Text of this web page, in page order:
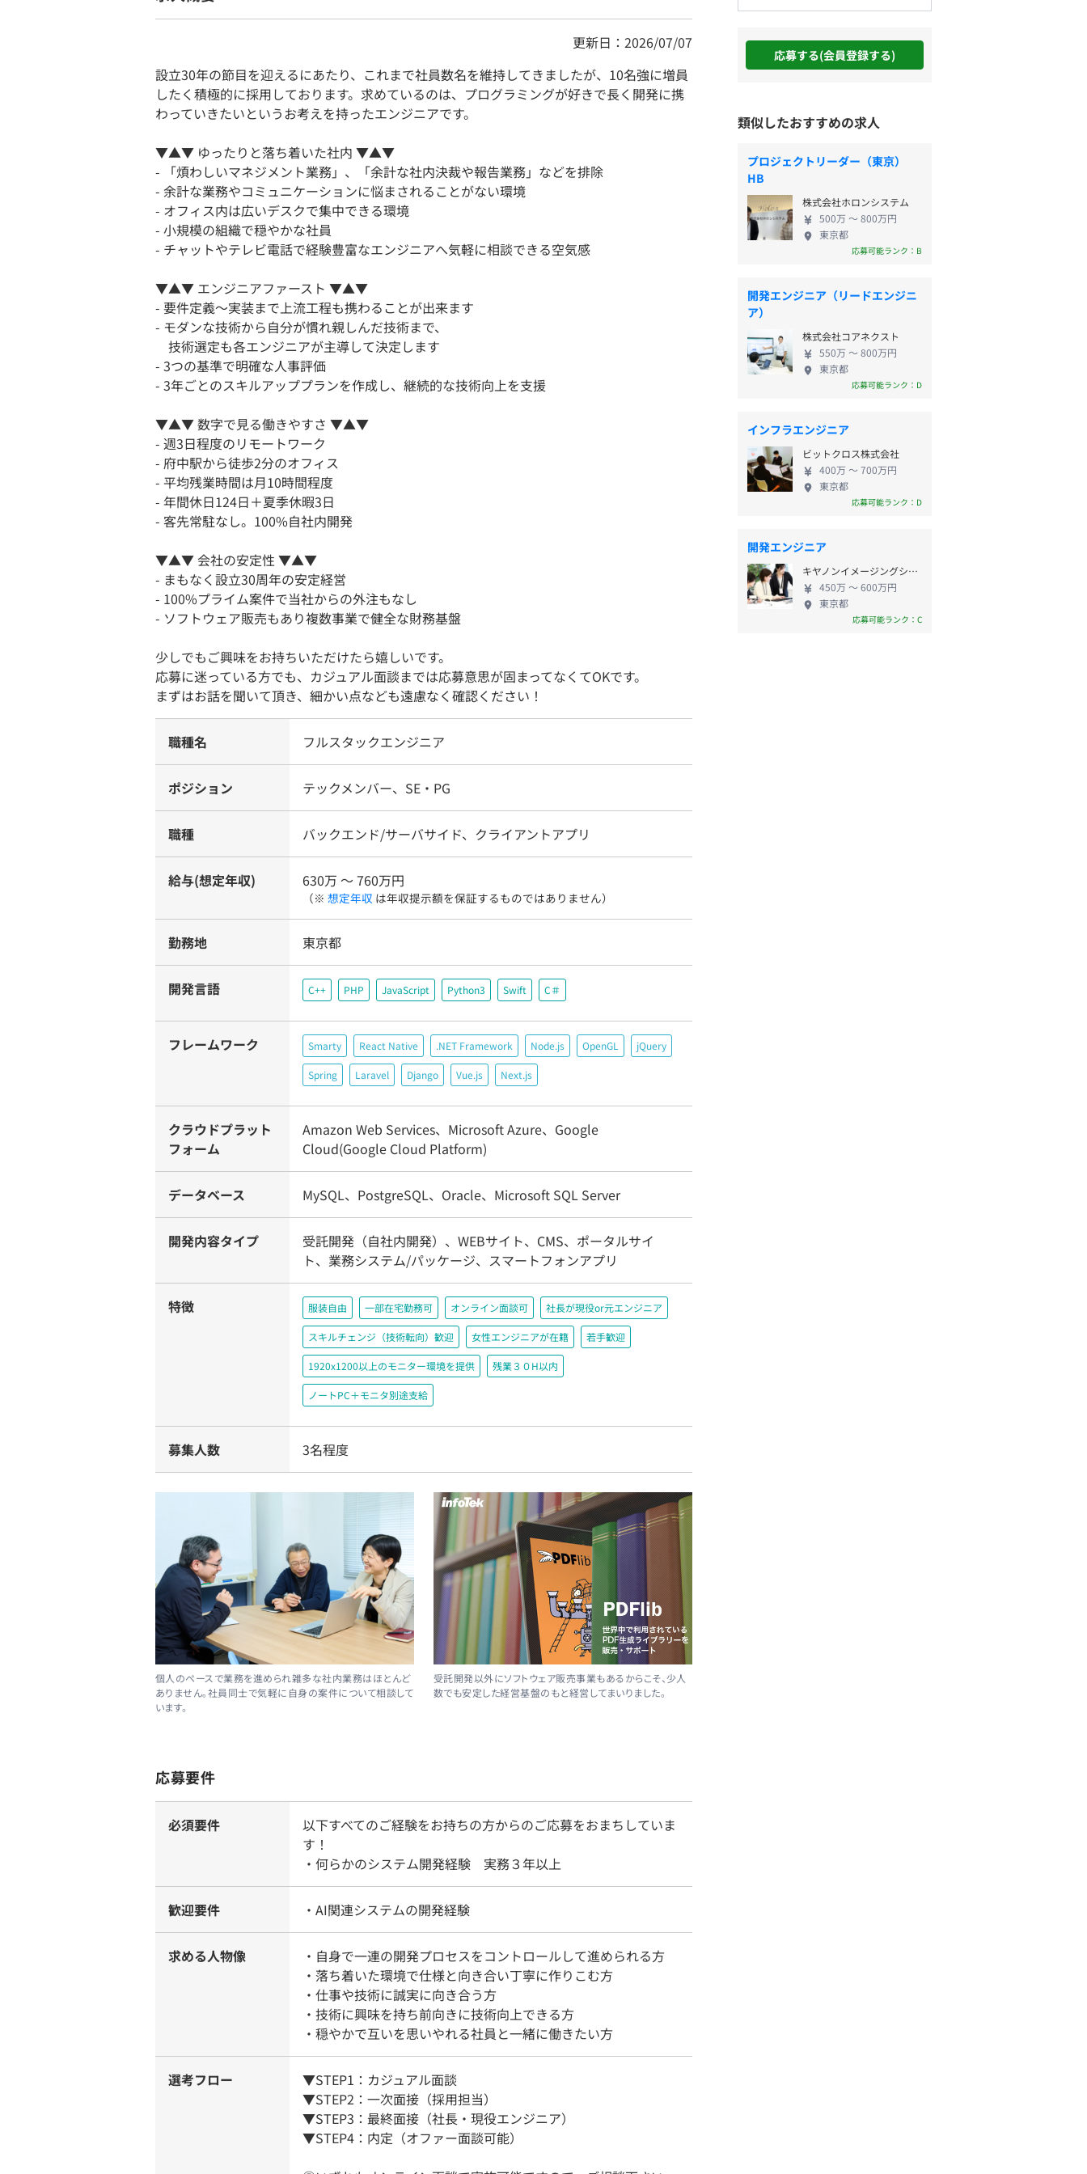
更新日：2026/07/07
設立30年の節目を迎えるにあたり、これまで社員数名を維持してきましたが、10名強に増員
したく積極的に採用しております。求めているのは、プログラミングが好きで長く開発に携
わっていきたいというお考えを持ったエンジニアです。
▼▲▼ ゆったりと落ち着いた社内 ▼▲▼
- 「煩わしいマネジメント業務」、「余計な社内決裁や報告業務」などを排除
- 余計な業務やコミュニケーションに悩まされることがない環境
- オフィス内は広いデスクで集中できる環境
- 小規模の組織で穏やかな社員
- チャットやテレビ電話で経験豊富なエンジニアへ気軽に相談できる空気感
▼▲▼ エンジニアファースト ▼▲▼
- 要件定義～実装まで上流工程も携わることが出来ます
- モダンな技術から自分が慣れ親しんだ技術まで、
技術選定も各エンジニアが主導して決定します
- 3つの基準で明確な人事評価
- 3年ごとのスキルアッププランを作成し、継続的な技術向上を支援
▼▲▼ 数字で見る働きやすさ ▼▲▼
- 週3日程度のリモートワーク
- 府中駅から徒歩2分のオフィス
- 平均残業時間は月10時間程度
- 年間休日124日＋夏季休暇3日
- 客先常駐なし。100%自社内開発
▼▲▼ 会社の安定性 ▼▲▼
- まもなく設立30周年の安定経営
- 100%プライム案件で当社からの外注もなし
- ソフトウェア販売もあり複数事業で健全な財務基盤
少しでもご興味をお持ちいただけたら嬉しいです。
応募に迷っている方でも、カジュアル面談までは応募意思が固まってなくてOKです。
まずはお話を聞いて頂き、細かい点なども遠慮なく確認ください！
職種名 フルスタックエンジニア
ポジション テックメンバー、SE・PG
職種 バックエンド/サーバサイド、クライアントアプリ
給与(想定年収) 630万 〜 760万円
（※ 想定年収 は年収提示額を保証するものではありません）
勤務地 東京都
開発言語 C++ PHP JavaScript Python3 Swift C＃
フレームワーク Smarty React Native .NET Framework Node.js OpenGL jQuery
Spring Laravel Django Vue.js Next.js
クラウドプラット
フォーム
Amazon Web Services、Microsoft Azure、Google
Cloud(Google Cloud Platform)
データベース MySQL、PostgreSQL、Oracle、Microsoft SQL Server
開発内容タイプ
受託開発（自社内開発）、WEBサイト、CMS、ポータルサイ
ト、業務システム/パッケージ、スマートフォンアプリ
特徴 服装自由 一部在宅勤務可 オンライン面談可 社長が現役or元エンジニア
スキルチェンジ（技術転向）歓迎 女性エンジニアが在籍 若手歓迎
1920x1200以上のモニター環境を提供 残業３０H以内
ノートPC＋モニタ別途支給
募集人数 3名程度
個人のペースで業務を進められ雑多な社内業務はほとんど
ありません。社員同士で気軽に自身の案件について相談して
います。
受託開発以外にソフトウェア販売事業もあるからこそ、少人
数でも安定した経営基盤のもと経営してまいりました。
応募要件
必須要件
以下すべてのご経験をお持ちの方からのご応募をおまちしていま
す！
・何らかのシステム開発経験 実務３年以上
歓迎要件 ・AI関連システムの開発経験
求める人物像
・自身で一連の開発プロセスをコントロールして進められる方
・落ち着いた環境で仕様と向き合い丁寧に作りこむ方
・仕事や技術に誠実に向き合う方
・技術に興味を持ち前向きに技術向上できる方
・穏やかで互いを思いやれる社員と一緒に働きたい方
選考フロー
▼STEP1：カジュアル面談
▼STEP2：一次面接（採用担当）
▼STEP3：最終面接（社長・現役エンジニア）
▼STEP4：内定（オファー面談可能）
応募する(会員登録する)
類似したおすすめの求人
プロジェクトリーダー（東京）
HB
株式会社ホロンシステム
500万 〜 800万円
東京都
応募可能ランク：B
開発エンジニア（リードエンジニ
ア）
株式会社コアネクスト
550万 〜 800万円
東京都
応募可能ランク：D
インフラエンジニア
ビットクロス株式会社
400万 〜 700万円
東京都
応募可能ランク：D
開発エンジニア
キヤノンイメージングシステムズ株式会社
450万 〜 600万円
東京都
応募可能ランク：C